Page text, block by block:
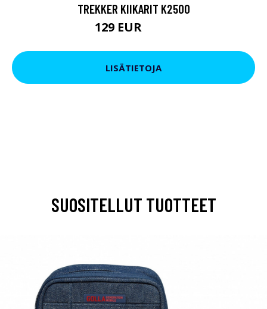
TREKKER KIIKARIT K2500
129 EUR
LISÄTIETOJA
SUOSITELLUT TUOTTEET